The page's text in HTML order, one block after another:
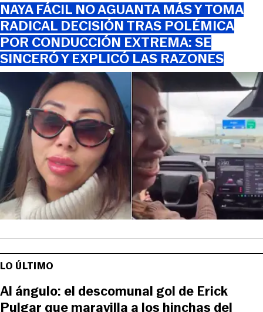
NAYA FÁCIL NO AGUANTA MÁS Y TOMA
RADICAL DECISIÓN TRAS POLÉMICA
POR CONDUCCIÓN EXTREMA: SE
SINCERÓ Y EXPLICÓ LAS RAZONES
LO ÚLTIMO
Al ángulo: el descomunal gol de Erick
Pulgar que maravilla a los hinchas del